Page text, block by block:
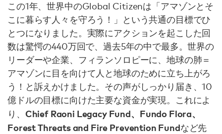
この1年、世界中のGlobal Citizenは「アマゾンとそ
こに暮らす人々を守ろう！」という共通の目標でひ
とつになりました。実際にアクションを起こした回
数は驚愕の440万回で、過去5年の中で最多。世界の
リーダーや企業、フィランソロピーに、地球の肺＝
アマゾンに目を向けて人と地球のために立ち上がろ
う！と訴えかけました。その声がしっかり届き、10
億ドルの目標に向けた主要な資金が実現。これによ
り、 Chief Raoni Legacy Fund、Fundo Flora、
Forest Threats and Fire Prevention Fundなど先